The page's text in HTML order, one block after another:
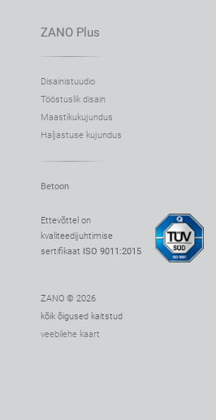
ZANO Plus
Disainistuudio
Tööstuslik disain
Maastikukujundus
Haljastuse kujundus
Betoon
Ettevõttel on
kvaliteedijuhtimise
sertifikaat ISO 9011:2015
ZANO © 2026
kõik õigused kaitstud
veebilehe kaart